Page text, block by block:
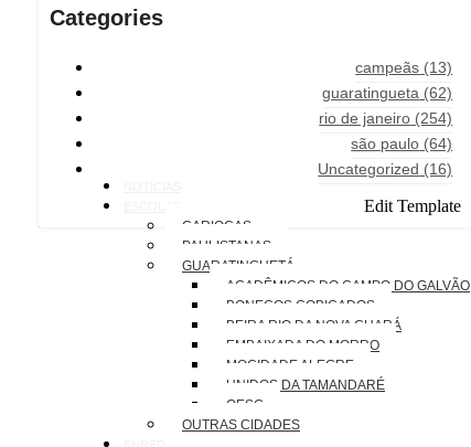
Categories
campeãs (13)
guaratingueta (62)
rio de janeiro (254)
são paulo (64)
Uncategorized (16)
Edit Template
CARIOCAS
PAULISTANAS
GUARATINGUETÁ
ACADÊMICOS DO CAMPO DO GALVÃO
BONECOS COBIÇADOS
BEIRA RIO DA NOVA GUARÁ
EMBAIXADA DO MORRO
MOCIDADE ALEGRE
UNIDOS DA TAMANDARÉ
OESG
OUTRAS CIDADES